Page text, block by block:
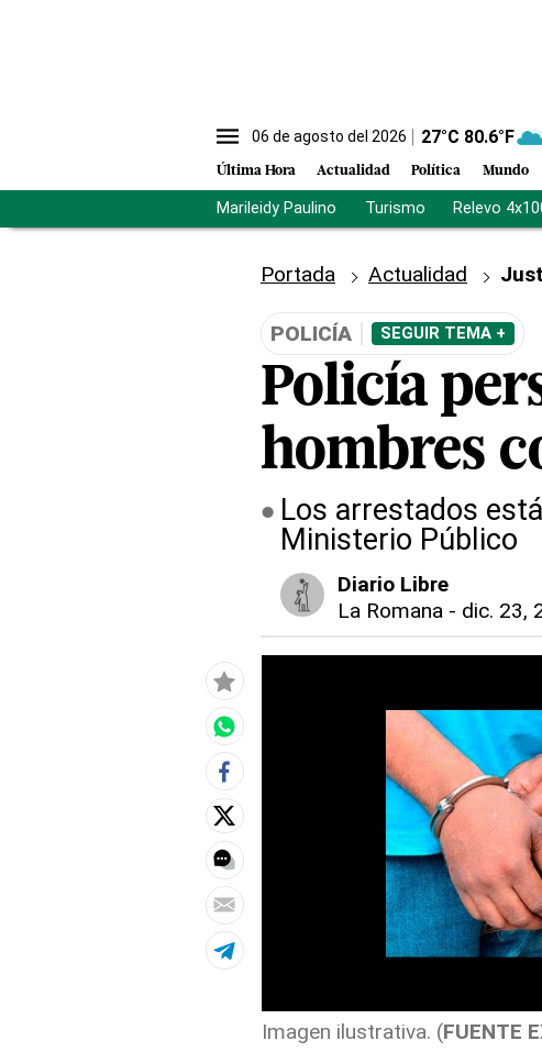
06 de agosto del 2026 27°C 80.6°F
Última Hora Actualidad Política Mundo
Marileidy Paulino Turismo Relevo
Portada Actualidad
POLICÍA SEGUIR TEMA +
Policía
hombres
Los arrestados
Ministerio Público
Diario Libre
La Romana - dic. 23,
Imagen ilustrativa. (FUENTE